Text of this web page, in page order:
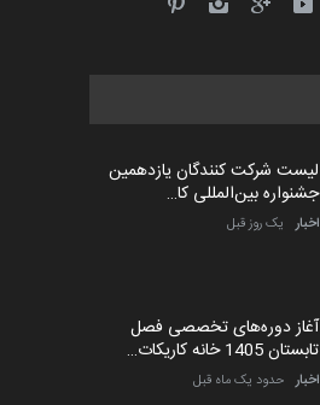
مهلت
مهلت 5 روز دیگر
لیست شرکت کنندگان یازدهمین
جشنواره بین‌المللی کا…
اخبار یک روز قبل
آغاز دوره‌های تخصصی فصل
تابستان 1405 خانه کاریکات…
اخبار حدود یک ماه قبل